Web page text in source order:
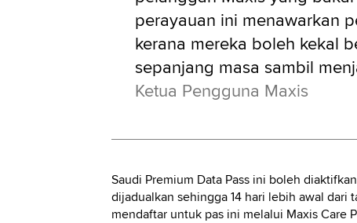
perayauan ini menawarkan
kerana mereka boleh kekal
sepanjang masa sambil
Ketua Pengguna Maxis
Saudi Premium Data Pass ini boleh
dijadualkan sehingga 14 hari lebih awal
mendaftar untuk pas ini melalui Maxis Care